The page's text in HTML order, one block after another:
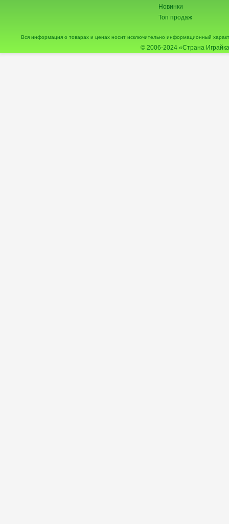
Новинки
Топ продаж
Вся информация о товарах и ценах носит исключительно информационный
© 2006-2024 «Страна